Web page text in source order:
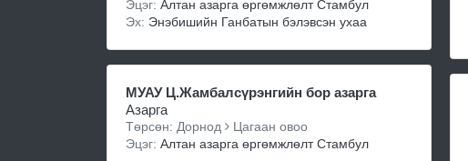
Эцэг: Алтан азарга өргөмжлөлт Стамбул
Эх: Энэбишийн Ганбатын бэлэвсэн ухаа
МУАУ Ц.Жамбалсүрэнгийн бор азарга
Азарга
Төрсөн: Дорнод
Цагаан овоо
Эцэг: Алтан азарга өргөмжлөлт Стамбул